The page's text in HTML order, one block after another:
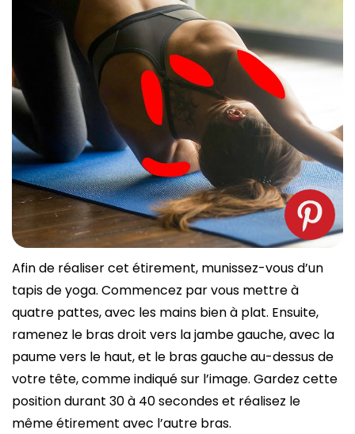
Afin de réaliser cet étirement, munissez-vous d’un
tapis de yoga. Commencez par vous mettre à
quatre pattes, avec les mains bien à plat. Ensuite,
ramenez le bras droit vers la jambe gauche, avec la
paume vers le haut, et le bras gauche au-dessus de
votre tête, comme indiqué sur l’image. Gardez cette
position durant 30 à 40 secondes et réalisez le
même étirement avec l’autre bras.